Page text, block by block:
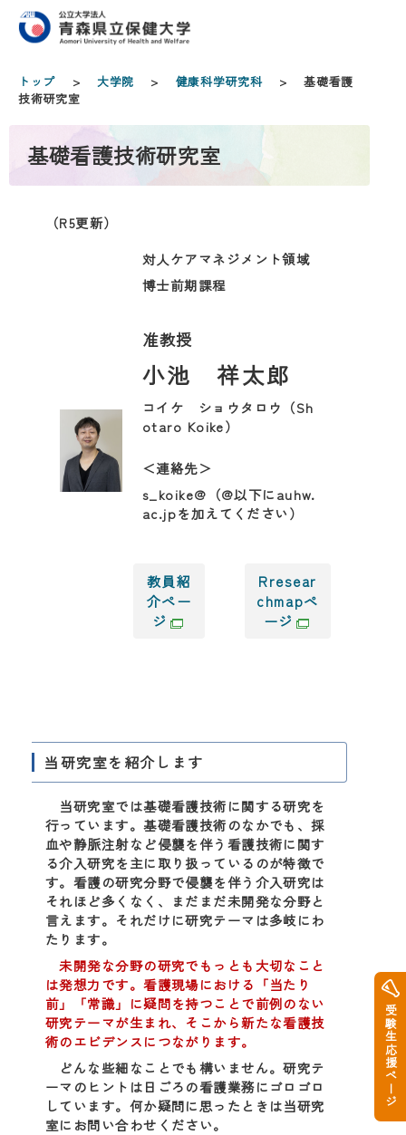
トップ > 大学院 > 健康科学研究科> 基礎看護
技術研究室
基礎看護技術研究室
（R5更新）
対人ケアマネジメント領域
博士前期課程
准教授
小池 祥太郎
コイケ ショウタロウ（Sh
otaro Koike）
＜連絡先＞
s_koike@（@以下にauhw.
ac.jpを加えてください）
教員紹
介ペー
ジ
Rresear
chmapペ
ージ
当研究室を紹介します
当研究室では基礎看護技術に関する研究を
行っています。基礎看護技術のなかでも、採
血や静脈注射など侵襲を伴う看護技術に関す
る介入研究を主に取り扱っているのが特徴で
す。看護の研究分野で侵襲を伴う介入研究は
それほど多くなく、まだまだ未開発な分野と
言えます。それだけに研究テーマは多岐にわ
たります。
未開発な分野の研究でもっとも大切なこと
は発想力です。看護現場における「当たり
前」「常識」に疑問を持つことで前例のない
研究テーマが生まれ、そこから新たな看護技
術のエビデンスにつながります。
どんな些細なことでも構いません。研究テ
ーマのヒントは日ごろの看護業務にゴロゴロ
しています。何か疑問に思ったときは当研究
室にお問い合わせください。
受験生応援ページ